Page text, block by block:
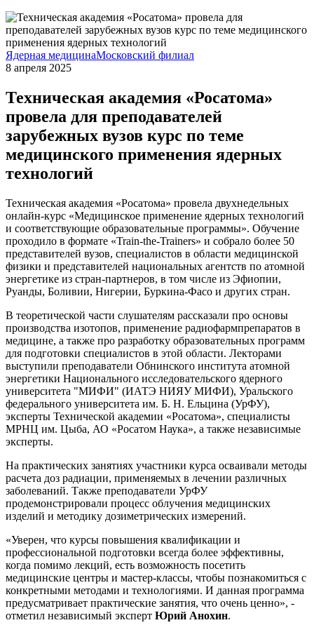
Ядерная медицинаМосковский филиал
8 апреля 2025
Техническая академия «Росатома»
провела для преподавателей
зарубежных вузов курс по теме
медицинского применения ядерных
технологий
Техническая академия «Росатома» провела двухнедельных
онлайн-курс «Медицинское применение ядерных технологий
и соответствующие образовательные программы». Обучение
проходило в формате «Train-the-Trainers» и собрало более 50
представителей вузов, специалистов в области медицинской
физики и представителей национальных агентств по атомной
энергетике из стран-партнеров, в том числе из Эфиопии,
Руанды, Боливии, Нигерии, Буркина-Фасо и других стран.
В теоретической части слушателям рассказали про основы
производства изотопов, применение радиофармпрепаратов в
медицине, а также про разработку образовательных программ
для подготовки специалистов в этой области. Лекторами
выступили преподаватели Обнинского института атомной
энергетики Национального исследовательского ядерного
университета "МИФИ" (ИАТЭ НИЯУ МИФИ), Уральского
федерального университета им. Б. Н. Ельцина (УрФУ),
эксперты Технической академии «Росатома», специалисты
МРНЦ им. Цыба, АО «Росатом Наука», а также независимые
эксперты.
На практических занятиях участники курса осваивали методы
расчета доз радиации, применяемых в лечении различных
заболеваний. Также преподаватели УрФУ
продемонстрировали процесс облучения медицинских
изделий и методику дозиметрических измерений.
«Уверен, что курсы повышения квалификации и
профессиональной подготовки всегда более эффективны,
когда помимо лекций, есть возможность посетить
медицинские центры и мастер-классы, чтобы познакомиться с
конкретными методами и технологиями. И данная программа
предусматривает практические занятия, что очень ценно», -
отметил независимый эксперт Юрий Анохин.